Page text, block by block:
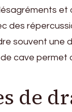
souvent
cave
de